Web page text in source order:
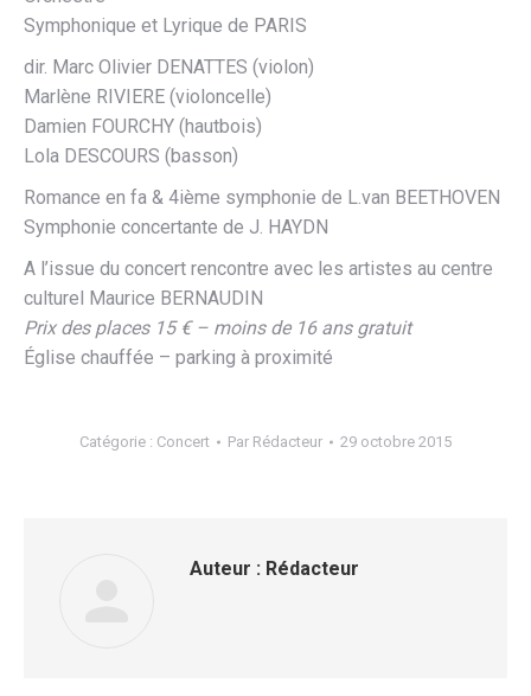
Symphonique et Lyrique de PARIS
dir. Marc Olivier DENATTES (violon)
Marlène RIVIERE (violoncelle)
Damien FOURCHY (hautbois)
Lola DESCOURS (basson)
Romance en fa & 4ième symphonie de L.van BEETHOVEN
Symphonie concertante de J. HAYDN
A l’issue du concert rencontre avec les artistes au centre
culturel Maurice BERNAUDIN
Prix des places 15 € – moins de 16 ans gratuit
Église chauffée – parking à proximité
Catégorie : Concert Par Rédacteur 29 octobre 2015
Auteur : Rédacteur